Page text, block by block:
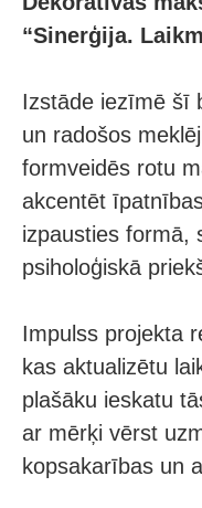
“Sinerģija.
Izstāde iezīmē šī
un radošos
formveidēs rotu
akcentēt
izpausties formā,
psiholoģiskā
Impulss projekta
kas aktualizētu
plašāku ieskatu
ar mērķi vērst
kopsakarības un